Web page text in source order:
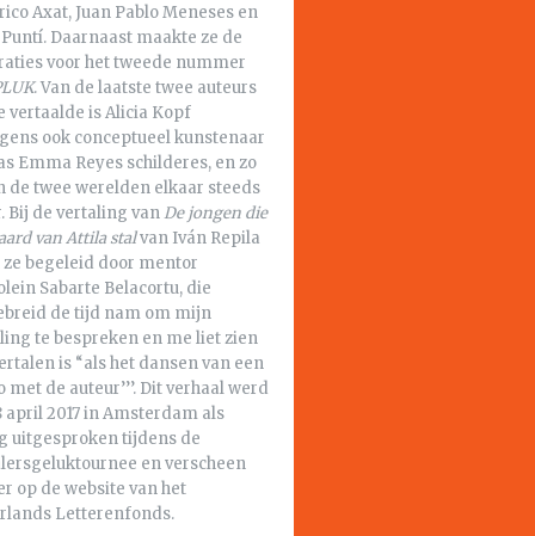
Axat, Juan Pablo Meneses en
Daarnaast maakte ze de
voor het tweede nummer
. Van de laatste twee auteurs
vertaalde is Alicia Kopf
ook conceptueel kunstenaar
Emma Reyes schilderes, en zo
de twee werelden elkaar steeds
Bij de vertaling vanDe jongen die
van Attila stalvan Iván Repila
begeleid door mentor
Sabarte Belacortu, die
de tijd nam om mijn
te bespreken en me liet zien
is “als het dansen van een
met de auteur’’’. Dit verhaal werd
april 2017 in Amsterdam als
uitgesproken tijdens de
en verscheen
op de website van het
Letterenfonds.